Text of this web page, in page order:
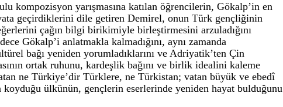
kompozisyon yarışmasına katılan öğrencilerin, Gökalp’in en
geçirdiklerini dile getiren Demirel, onun Türk gençliğinin
çağın bilgi birikimiyle birleştirmesini arzuladığını
Gökalp’i anlatmakla kalmadığını, aynı zamanda
bağı yeniden yorumladıklarını ve Adriyatik’ten Çin
ortak ruhunu, kardeşlik bağını ve birlik idealini kaleme
ne Türkiye’dir Türklere, ne Türkistan; vatan büyük ve ebedî
ülkünün, gençlerin eserlerinde yeniden hayat bulduğunu